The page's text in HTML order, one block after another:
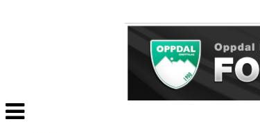
Veksle
navigasjon